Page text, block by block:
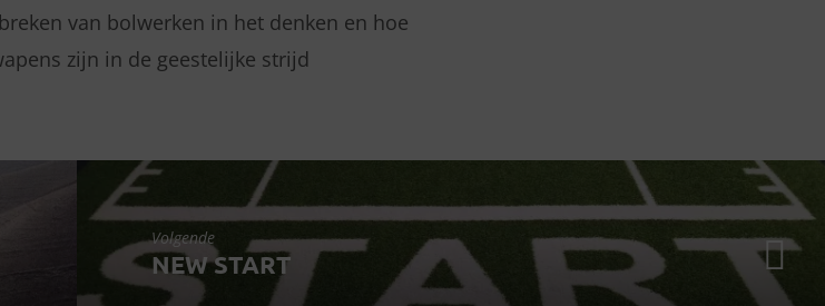
van bolwerken in het denken en hoe
zijn in de geestelijke strijd
Volgende
NEW START